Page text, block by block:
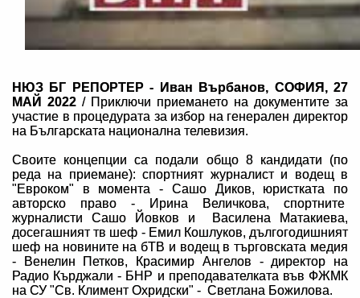
НЮЗ БГ РЕПОРТЕР - Иван Върбанов, СОФИЯ, 27
МАЙ 2022 / Приключи приемането на документите за
участие в процедурата за избор на генерален директор
на Българската национална телевизия.
Своите концепции са подали общо 8 кандидати (по
реда на приемане): спортният журналист и водещ в
"Евроком" в момента - Сашо Диков, юристката по
авторско право - Ирина Величкова, спортните
журналисти Сашо Йовков и Василена Матакиева,
досегашният тв шеф - Емил Кошлуков, дългогодишният
шеф на новините на бТВ и водещ в търговската медия
- Венелин Петков, Красимир Ангелов - директор на
Радио Кърджали - БНР и преподавателката във ФЖМК
на СУ "Св. Климент Охридски" - Светлана Божилова.